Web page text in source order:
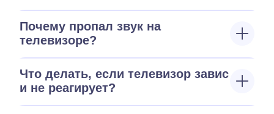
Почему пропал звук на
телевизоре?
Что делать, если телевизор завис
и не реагирует?